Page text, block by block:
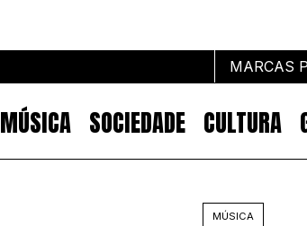
MARCAS
MÚSICA SOCIEDADE CULTURA
Marcas por
MÚSICA